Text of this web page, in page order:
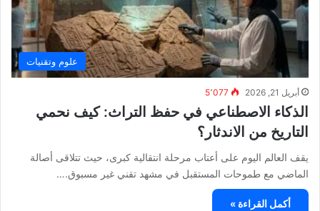
علوم وتقنيات
أبريل 21, 2026 5٬077
الذكاء الاصطناعي في حفظ التراث: كيف نحمي
التاريخ من الاندثار؟
يقف العالم اليوم على أعتاب مرحلة انتقالية كبرى، حيث تتلاقى أصالة
الماضي مع طموحات المستقبل في مشهد تقني غير مسبوق.…
أكمل القراءة »